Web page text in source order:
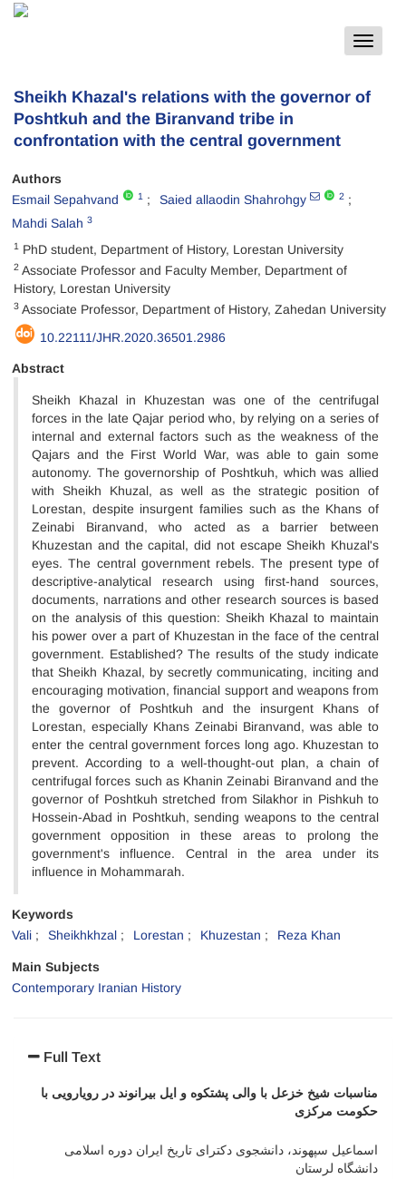
Toggle
Sheikh Khazal's relations with the governor of
Poshtkuh and the Biranvand tribe in
confrontation with the central government
Authors
Esmail Sepahvand
1 Saied allaodin Shahrohgy 2
Mahdi Salah 3
1 PhD student, Department of History, Lorestan University
2 Associate Professor and Faculty Member, Department of
History, Lorestan University
3 Associate Professor, Department of History, Zahedan University
10.22111/JHR.2020.36501.2986
Abstract
Sheikh Khazal in Khuzestan was one of the centrifugal
forces in the late Qajar period who, by relying on a series of
internal and external factors such as the weakness of the
Qajars and the First World War, was able to gain some
autonomy. The governorship of Poshtkuh, which was allied
with Sheikh Khuzal, as well as the strategic position of
Lorestan, despite insurgent families such as the Khans of
Zeinabi Biranvand, who acted as a barrier between
Khuzestan and the capital, did not escape Sheikh Khuzal's
eyes. The central government rebels. The present type of
descriptive-analytical research using first-hand sources,
documents, narrations and other research sources is based
on the analysis of this question: Sheikh Khazal to maintain
his power over a part of Khuzestan in the face of the central
government. Established? The results of the study indicate
that Sheikh Khazal, by secretly communicating, inciting and
encouraging motivation, financial support and weapons from
the governor of Poshtkuh and the insurgent Khans of
Lorestan, especially Khans Zeinabi Biranvand, was able to
enter the central government forces long ago. Khuzestan to
prevent. According to a well-thought-out plan, a chain of
centrifugal forces such as Khanin Zeinabi Biranvand and the
governor of Poshtkuh stretched from Silakhor in Pishkuh to
Hossein-Abad in Poshtkuh, sending weapons to the central
government opposition in these areas to prolong the
government's influence. Central in the area under its
influence in Mohammarah.
Keywords
Vali
Sheikhkhzal Lorestan Khuzestan Reza Khan
Main Subjects
Contemporary Iranian History
Full Text
مناسبات شیخ ­خزعل با والی پشتکوه و ایل بیرانوند در رویارویی با
حکومت مرکزی
اسماعیل سپهوند، دانشجوی دکترای تاریخ ایران دوره اسلامی
دانشگاه لرستان